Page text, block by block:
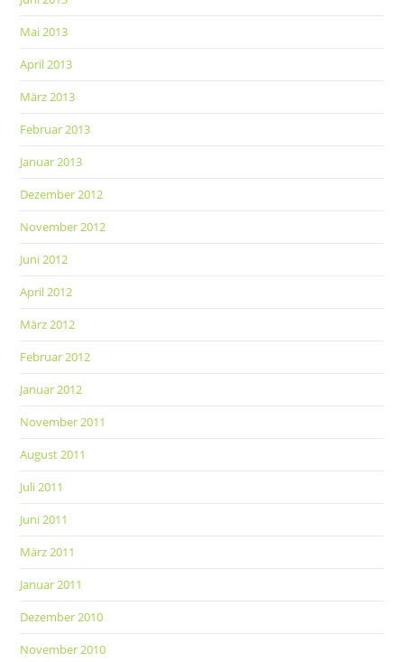
Mai 2013
April 2013
März 2013
Februar 2013
Januar 2013
Dezember 2012
November 2012
Juni 2012
April 2012
März 2012
Februar 2012
Januar 2012
November 2011
August 2011
Juli 2011
Juni 2011
März 2011
Januar 2011
Dezember 2010
November 2010